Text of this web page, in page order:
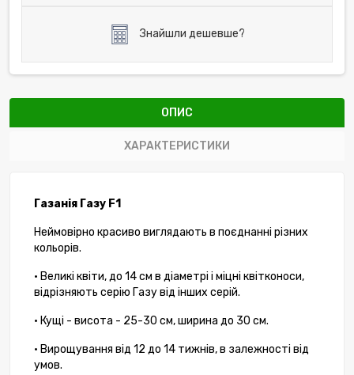
Знайшли дешевше?
ОПИС
ХАРАКТЕРИСТИКИ
Газанія Газу F1
Неймовірно красиво виглядають в поєднанні різних
кольорів.
• Великі квіти, до 14 см в діаметрі і міцні квітконоси,
відрізняють серію Газу від інших серій.
• Кущі - висота - 25-30 см, ширина до 30 см.
• Вирощування від 12 до 14 тижнів, в залежності від
умов.